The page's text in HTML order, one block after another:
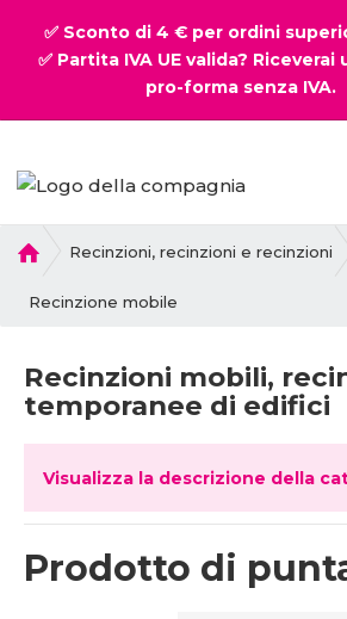
✅ Sconto di 4 € per ordini
✅ Partita IVA UE valida?
pro-forma senza IVA.
i
p
a
n
a
Recinzioni, recinzioni e recinzioni
Recinzione mobile
Recinzioni mobili,
temporanee di edifici
Visualizza la descrizione della
Prodotto di